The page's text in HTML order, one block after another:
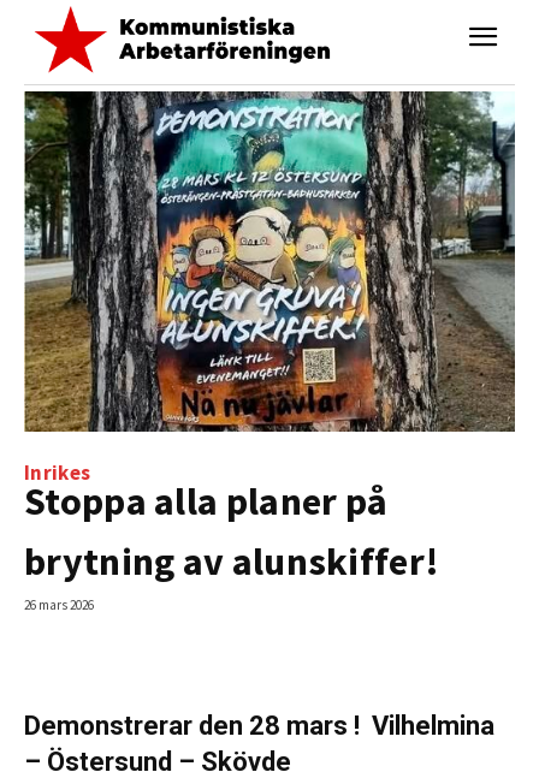
Inrikes
Stoppa alla planer på
brytning av alunskiffer!
26 mars 2026
Demonstrerar den 28 mars ! Vilhelmina
– Östersund – Skövde